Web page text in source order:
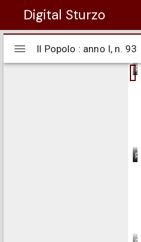
Digital Sturzo
Visualizzatore
Mirador
Il Popolo : anno I, n. 93
Il Popolo : anno I, n. 93